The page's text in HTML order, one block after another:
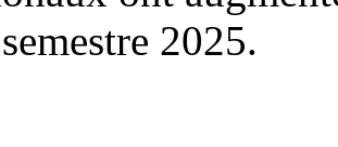
2025.